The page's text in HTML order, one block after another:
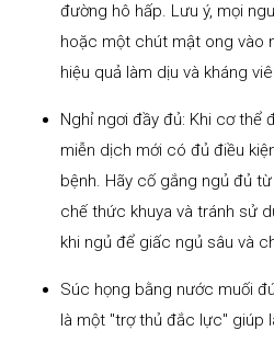
đường hô hấp. Lưu ý, mọi
hoặc một chút mật ong vào
hiệu quả làm dịu và kháng
Nghỉ ngơi đầy đủ: Khi cơ thể
miễn dịch mới có đủ điều
bệnh. Hãy cố gắng ngủ đủ
chế thức khuya và tránh sử
khi ngủ để giấc ngủ sâu và
Súc họng bằng nước muối
là một "trợ thủ đắc lực" giúp